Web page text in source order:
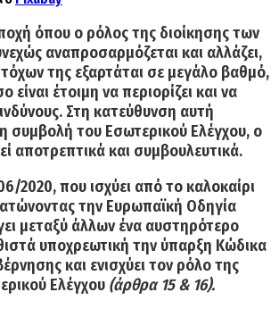
όπου ο ρόλος της διοίκησης των
αναπροσαρμόζεται και αλλάζει,
της εξαρτάται σε μεγάλο βαθμό,
έτοιμη να περιορίζει και να
Στη κατεύθυνση αυτή
η συμβολή του Εσωτερικού Ελέγχου, ο
αποτρεπτικά και συμβουλευτικά.
2020, που ισχύει από το καλοκαίρι
την Ευρωπαϊκή Οδηγία
μεταξύ άλλων ένα αυστηρότερο
υποχρεωτική την ύπαρξη Κώδικα
και ενισχύει τον ρόλο της
Ελέγχου (άρθρα 15 & 16).